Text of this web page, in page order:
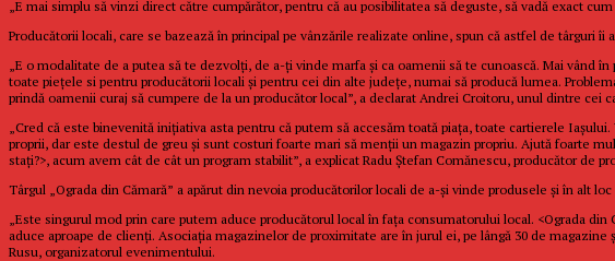
„E mai simplu să vinzi direct către cumpărător, pentru că au posibilitatea să deguste, să vadă exact
Producătorii locali, care se bazează în principal pe vânzările realizate online, spun că astfel de târguri
„E o modalitate de a putea să te dezvolţi, de a-ţi vinde marfa şi ca oamenii să te cunoască. Mai
toate pieţele si pentru producătorii locali şi pentru cei din alte judeţe, numai să producă lumea.
prindă oamenii curaj să cumpere de la un producător local”, a declarat Andrei Croitoru, unul dintre cei
„Cred că este binevenită iniţiativa asta pentru că putem să accesăm toată piaţa, toate cartierele
proprii, dar este destul de greu şi sunt costuri foarte mari să menţii un magazin propriu. Ajută foarte
staţi?>, acum avem cât de cât un program stabilit”, a explicat Radu Ştefan Comănescu, producător de
Târgul „Ograda din Cămară” a apărut din nevoia producătorilor locali de a-şi vinde produsele şi în alt
„Este singurul mod prin care putem aduce producătorul local în faţa consumatorului local. <Ograda
aduce aproape de clienţi. Asociaţia magazinelor de proximitate are în jurul ei, pe lângă 30 de
Rusu, organizatorul evenimentului.